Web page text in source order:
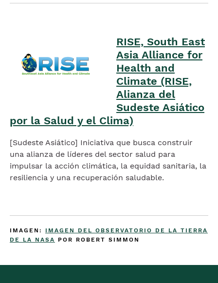
RISE, South East
Asia Alliance for
Health and
Climate (RISE,
Alianza del
Sudeste Asiático
por la Salud y el Clima)
[Sudeste Asiático] Iniciativa que busca construir
una alianza de líderes del sector salud para
impulsar la acción climática, la equidad sanitaria, la
resiliencia y una recuperación saludable.
IMAGEN: IMAGEN DEL OBSERVATORIO DE LA TIERRA
DE LA NASA
POR ROBERT SIMMON